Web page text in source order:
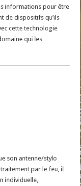
informations pour être
de dispositifs qu’ils
cette technologie
qui les
son antenne/stylo
par le feu, il
individuelle,